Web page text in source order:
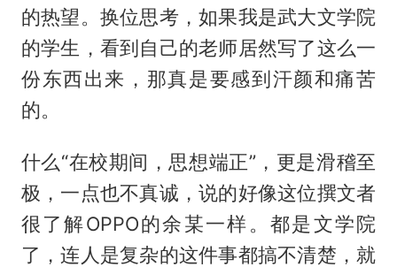
的热望。换位思考，如果我是武大文学院
的学生，看到自己的老师居然写了这么一
份东西出来，那真是要感到汗颜和痛苦
的。
什么“在校期间，思想端正”，更是滑稽至
极，一点也不真诚，说的好像这位撰文者
很了解OPPO的余某一样。都是文学院
了，连人是复杂的这件事都搞不清楚，就